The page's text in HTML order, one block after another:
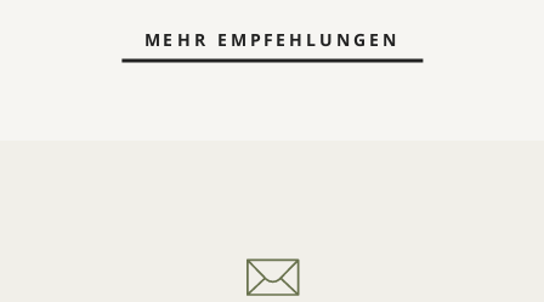
MEHR EMPFEHLUNGEN